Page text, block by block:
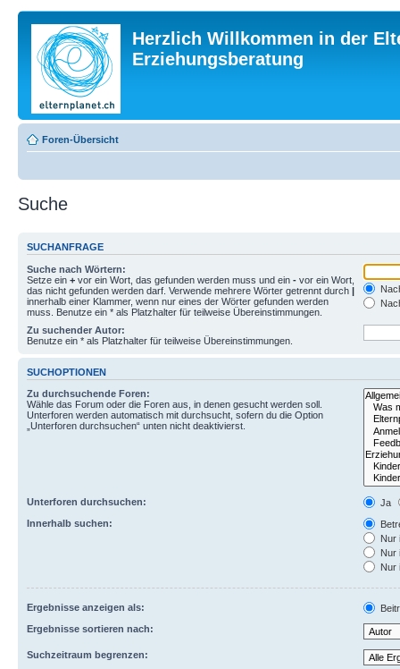
Herzlich Willkommen in der
Erziehungsberatung
Foren-Übersicht
Suche
SUCHANFRAGE
Suche nach Wörtern:
Setze ein + vor ein Wort, das gefunden werden muss und ein - vor ein Wort,
das nicht gefunden werden darf. Verwende mehrere Wörter getrennt durch |
innerhalb einer Klammer, wenn nur eines der Wörter gefunden werden
muss. Benutze ein * als Platzhalter für teilweise Übereinstimmungen.
Zu suchender Autor:
Benutze ein * als Platzhalter für teilweise Übereinstimmungen.
SUCHOPTIONEN
Zu durchsuchende Foren:
Wähle das Forum oder die Foren aus, in denen gesucht werden soll.
Unterforen werden automatisch mit durchsucht, sofern du die Option
„Unterforen durchsuchen“ unten nicht deaktivierst.
Unterforen durchsuchen:
Ja
Innerhalb suchen:
Nur
Nur
Nur
Ergebnisse anzeigen als:
Ergebnisse sortieren nach:
Suchzeitraum begrenzen: